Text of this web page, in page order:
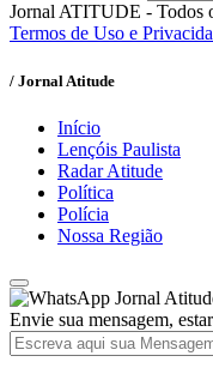
Jornal ATITUDE - Todos
Termos de Uso e
/ Jornal Atitude
Início
Lençóis Paulista
Radar Atitude
Política
Polícia
Nossa Região
Jornal
Envie sua mensagem,